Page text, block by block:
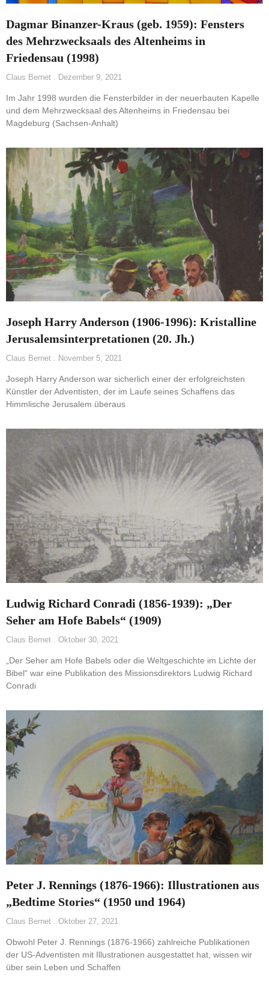
Dagmar Binanzer-Kraus (geb. 1959): Fensters
des Mehrzwecksaals des Altenheims in
Friedensau (1998)
Claus Bernet Dezember 9, 2021
Im Jahr 1998 wurden die Fensterbilder in der neuerbauten Kapelle
und dem Mehrzwecksaal des Altenheims in Friedensau bei
Magdeburg (Sachsen-Anhalt)
Joseph Harry Anderson (1906-1996): Kristalline
Jerusalemsinterpretationen (20. Jh.)
Claus Bernet November 5, 2021
Joseph Harry Anderson war sicherlich einer der erfolgreichsten
Künstler der Adventisten, der im Laufe seines Schaffens das
Himmlische Jerusalem überaus
Ludwig Richard Conradi (1856-1939): „Der
Seher am Hofe Babels“ (1909)
Claus Bernet Oktober 30, 2021
„Der Seher am Hofe Babels oder die Weltgeschichte im Lichte der
Bibel“ war eine Publikation des Missionsdirektors Ludwig Richard
Conradi
Peter J. Rennings (1876-1966): Illustrationen aus
„Bedtime Stories“ (1950 und 1964)
Claus Bernet Oktober 27, 2021
Obwohl Peter J. Rennings (1876-1966) zahlreiche Publikationen
der US-Adventisten mit Illustrationen ausgestattet hat, wissen wir
über sein Leben und Schaffen